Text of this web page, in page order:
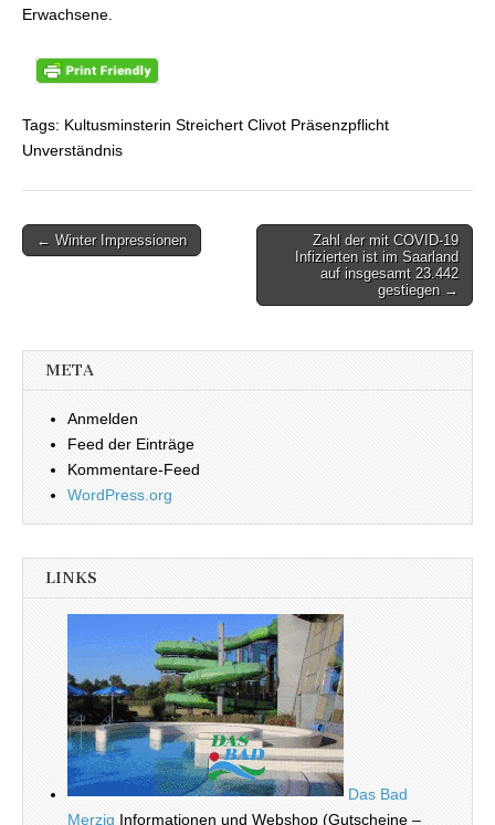
Erwachsene.
Tags: Kultusminsterin Streichert Clivot Präsenzpflicht
Unverständnis
Beitragsnavigation
← Winter Impressionen
Zahl der mit COVID-19
Infizierten ist im Saarland
auf insgesamt 23.442
gestiegen →
META
Anmelden
Feed der Einträge
Kommentare-Feed
WordPress.org
LINKS
Das Bad
Merzig Informationen und Webshop (Gutscheine –